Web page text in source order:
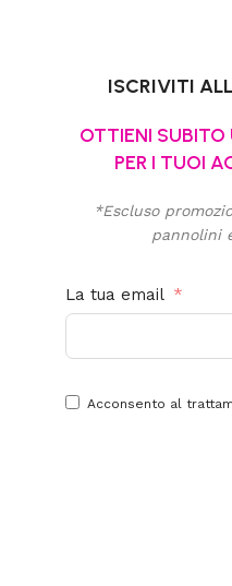
ISCRIVITI
OTTIENI SUBITO
PER I TUOI
*Escluso
pannolini
La tua email
Acconsento al